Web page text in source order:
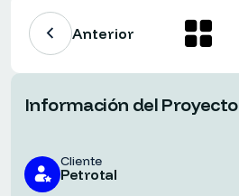
Anterior
Información del Proyecto
Cliente
Petrotal